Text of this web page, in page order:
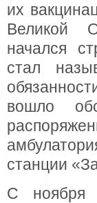
их
Великой
начался
стал
вошло
станции
С ноября